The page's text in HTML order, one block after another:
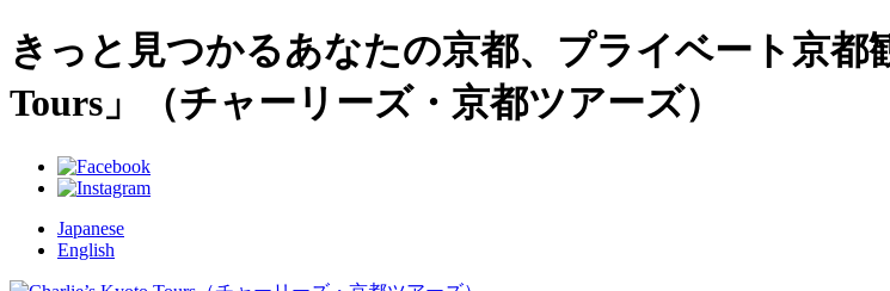
きっと見つかるあなたの京都、プライベート京都
Tours」（チャーリーズ・京都ツアーズ）
Japanese
English